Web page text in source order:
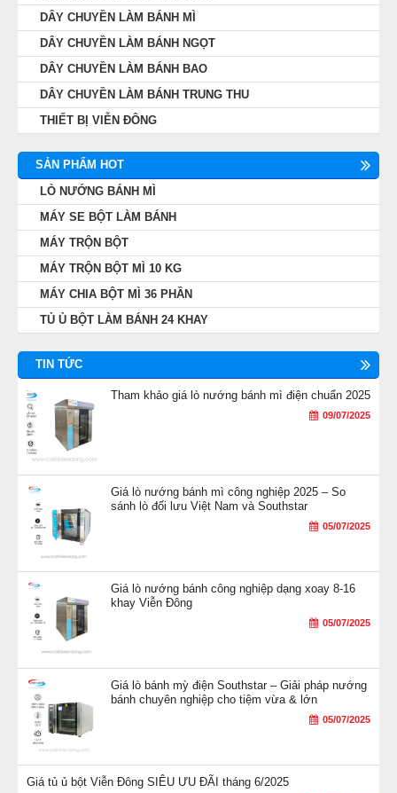
DÂY CHUYỀN LÀM BÁNH MÌ
DÂY CHUYỀN LÀM BÁNH NGỌT
DÂY CHUYỀN LÀM BÁNH BAO
DÂY CHUYỀN LÀM BÁNH TRUNG THU
THIẾT BỊ VIỄN ĐÔNG
SẢN PHẨM HOT
LÒ NƯỚNG BÁNH MÌ
MÁY SE BỘT LÀM BÁNH
MÁY TRỘN BỘT
MÁY TRỘN BỘT MÌ 10 KG
MÁY CHIA BỘT MÌ 36 PHẦN
TỦ Ủ BỘT LÀM BÁNH 24 KHAY
TIN TỨC
Tham khảo giá lò nướng bánh mì điện chuẩn 2025
09/07/2025
Giá lò nướng bánh mì công nghiệp 2025 – So
sánh lò đối lưu Việt Nam và Southstar
05/07/2025
Giá lò nướng bánh công nghiệp dạng xoay 8-16
khay Viễn Đông
05/07/2025
Giá lò bánh mỳ điện Southstar – Giải pháp nướng
bánh chuyên nghiệp cho tiệm vừa & lớn
05/07/2025
Giá tủ ủ bột Viễn Đông SIÊU ƯU ĐÃI tháng 6/2025